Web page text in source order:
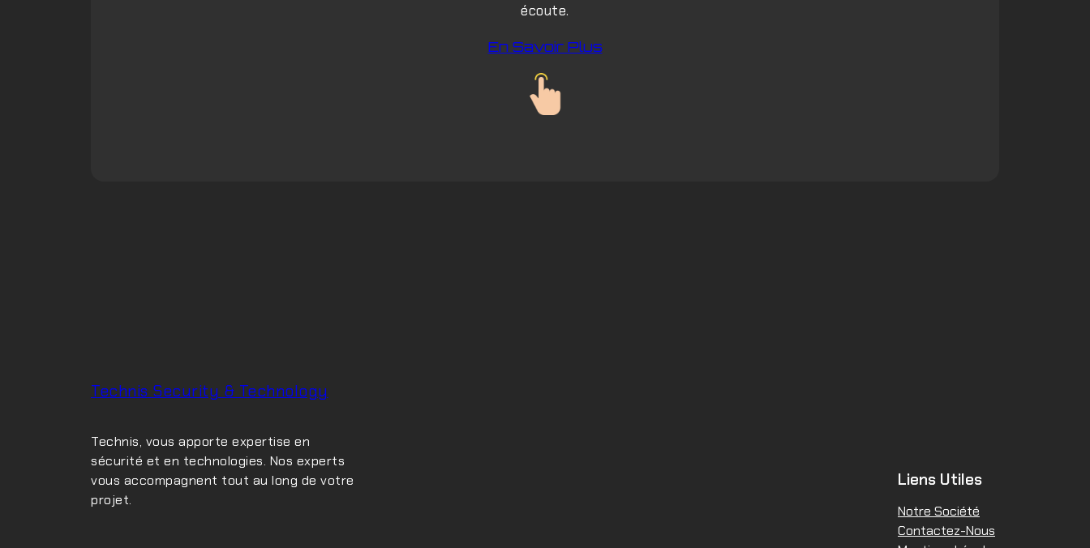
écoute.
En Savoir Plus
Technis Security & Technology
Technis, vous apporte expertise en
sécurité et en technologies. Nos experts
vous accompagnent tout au long de votre
projet.
Liens Utiles
Notre Société
Contactez-Nous